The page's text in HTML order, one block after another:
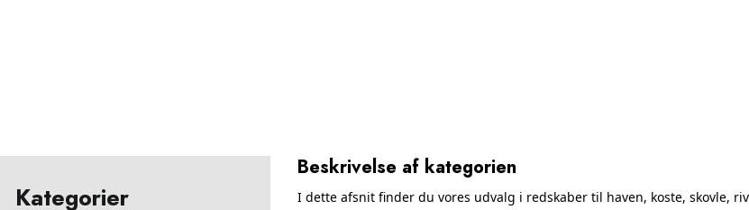
Kategorier
Beskrivelse af kategorien
I dette afsnit finder du vores udvalg i redskaber til haven, koste, skovle,